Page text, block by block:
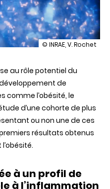
illustration
des
statines
pour
restaurer
microbiote
chez
les
personnes
© INRAE, V. Rochet
au rôle potentiel du
de
l’obésité, le
d’une cohorte de plus
ou non une de ces
résultats obtenus
à un profil de
à l’inflammation